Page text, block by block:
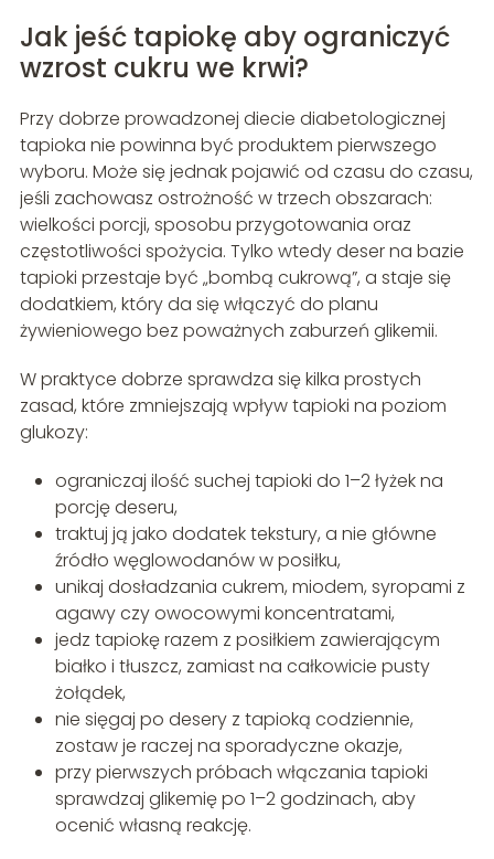
Jak jeść tapiokę aby ograniczyć
wzrost cukru we krwi?
Przy dobrze prowadzonej diecie diabetologicznej
tapioka nie powinna być produktem pierwszego
wyboru. Może się jednak pojawić od czasu do czasu,
jeśli zachowasz ostrożność w trzech obszarach:
wielkości porcji, sposobu przygotowania oraz
częstotliwości spożycia. Tylko wtedy deser na bazie
tapioki przestaje być „bombą cukrową”, a staje się
dodatkiem, który da się włączyć do planu
żywieniowego bez poważnych zaburzeń glikemii.
W praktyce dobrze sprawdza się kilka prostych
zasad, które zmniejszają wpływ tapioki na poziom
glukozy:
ograniczaj ilość suchej tapioki do 1–2 łyżek na
porcję deseru,
traktuj ją jako dodatek tekstury, a nie główne
źródło węglowodanów w posiłku,
unikaj dosładzania cukrem, miodem, syropami z
agawy czy owocowymi koncentratami,
jedz tapiokę razem z posiłkiem zawierającym
białko i tłuszcz, zamiast na całkowicie pusty
żołądek,
nie sięgaj po desery z tapioką codziennie,
zostaw je raczej na sporadyczne okazje,
przy pierwszych próbach włączania tapioki
sprawdzaj glikemię po 1–2 godzinach, aby
ocenić własną reakcję.